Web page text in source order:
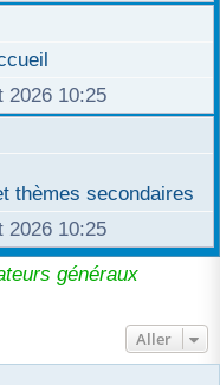
e
2026 10:25
thèmes secondaires
2026 10:25
généraux
Aller